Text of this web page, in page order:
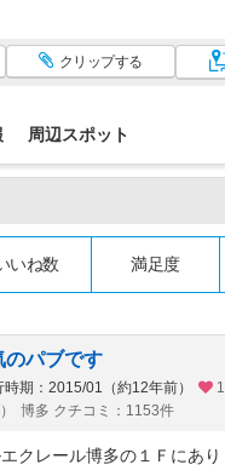
クリップする
周辺スポット
いね数 満足度
のパブです
時期：2015/01（約12年前）
1
博多 クチコミ：1153件
クレール博多の１Ｆにあり